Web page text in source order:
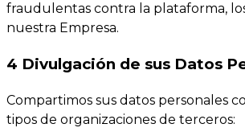
fraudulentas contra la plataforma,
nuestra Empresa.
4 Divulgación de sus Datos
Compartimos sus datos personales
tipos de organizaciones de terceros: